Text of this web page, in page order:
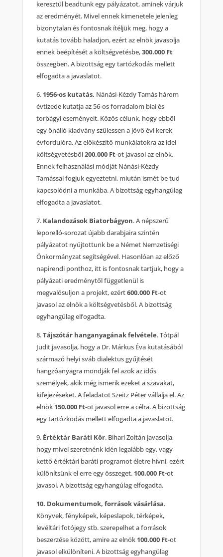
keresztül beadtunk egy pályázatot, aminek várjuk
az eredményét. Mivel ennek kimenetele jelenleg
bizonytalan és fontosnak ítéljük meg, hogy a
kutatás tovább haladjon, ezért az elnök javasolja
ennek beépítését a költségvetésbe,300.000 Ft
összegben. A bizottság egy tartózkodás mellett
elfogadta a javaslatot.
6. 1956-os kutatás. Nánási-Kézdy Tamás három
évtizede kutatja az 56-os forradalom biai és
torbágyi eseményeit. Közös célunk, hogy ebből
egy önálló kiadvány szülessen a jövő évi kerek
évfordulóra. Az előkészítő munkálatokra az idei
költségvetésből200.000 Ft-ot javasol az elnök.
Ennek felhasználási módját Nánási-Kézdy
Tamással fogjuk egyeztetni, miután ismét be tud
kapcsolódni a munkába. A bizottság egyhangúlag
elfogadta a javaslatot.
7. Kalandozások Biatorbágyon. A népszerű
leporelló-sorozat újabb darabjaira szintén
pályázatot nyújtottunk be a Német Nemzetiségi
Önkormányzat segítségével. Hasonlóan az előző
napirendi ponthoz, itt is fontosnak tartjuk, hogy a
pályázati eredménytől függetlenül is
megvalósuljon a projekt, ezért600.000 Ft-ot
javasol az elnök a költségvetésből. A bizottság
egyhangúlag elfogadta.
8.Tájszótár hanganyagának felvétele. Tótpál
Judit javasolja, hogy a Dr. Márkus Éva kutatásából
származó helyi sváb dialektus gyűjtését
hangzóanyagra mondják fel azok az idős
személyek, akik még ismerik ezeket a szavakat,
kifejezéseket. A feladatot Szeitz Péter vállalja el. Az
elnök 150.000 Ft-ot javasol erre a célra. A bizottság
egy tartózkodás mellett elfogadta a javaslatot.
9. Értéktár Baráti Kör. Bihari Zoltán javasolja,
hogy mivel szeretnénk idén legalább egy, vagy
kettő értéktári baráti programot életre hívni, ezért
különítsünk el erre egy összeget. 100.000 Ft-ot
javasol. A bizottság egyhangúlag elfogadta.
10. Dokumentumok, források vásárlása.
Könyvek, fényképek, képeslapok, térképek,
levéltári fotójegy stb. szerepelhet a források
beszerzése között, amire az elnök 100.000 Ft-ot
javasol elkülöníteni. A bizottság egyhangúlag